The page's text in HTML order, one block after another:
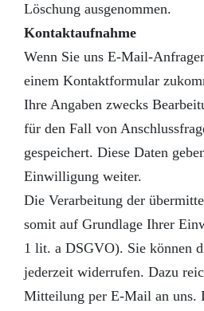
Löschung ausgenommen.
Kontaktaufnahme
Wenn Sie uns E-Mail-
einem Kontaktformular
Ihre Angaben zwecks
für den Fall von
gespeichert. Diese Daten
Einwilligung weiter.
Die Verarbeitung der
somit auf Grundlage Ihrer
1 lit. a DSGVO). Sie können
jederzeit widerrufen. Dazu
Mitteilung per E-Mail an uns.